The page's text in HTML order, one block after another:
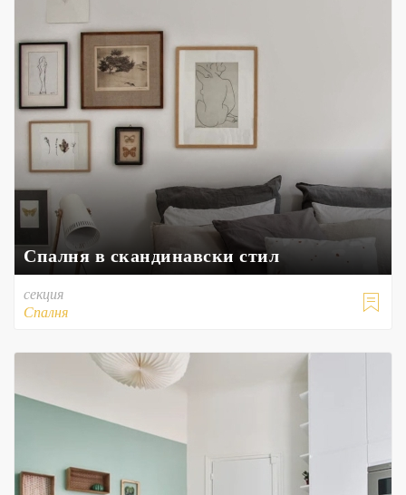
Спалня в скандинавски стил

секция
Спалня